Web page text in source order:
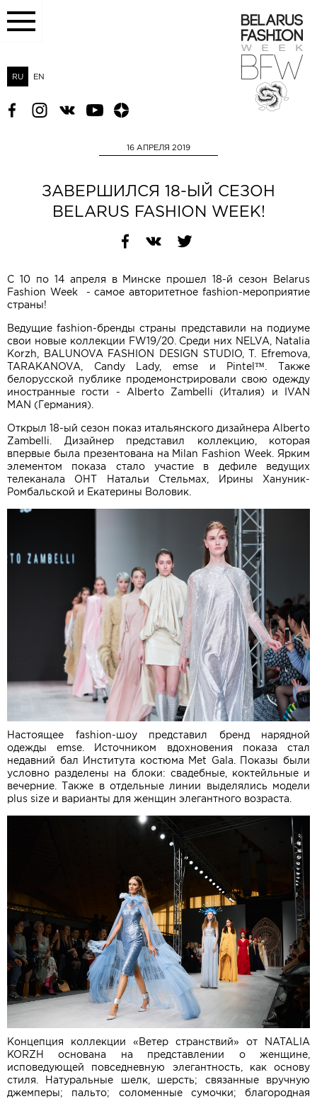
RU EN
16 АПРЕЛЯ 2019
ЗАВЕРШИЛСЯ 18-ЫЙ СЕЗОН
BELARUS FASHION WEEK!
С 10 по 14 апреля в Минске прошел 18-й сезон Belarus
Fashion Week - самое авторитетное fashion-мероприятие
страны!
Ведущие fashion-бренды страны представили на подиуме
свои новые коллекции FW19/20. Среди них NELVA, Natalia
Korzh, BALUNOVA FASHION DESIGN STUDIO, T. Efremova,
TARAKANOVA, Candy Lady, emse и Pintel™. Также
белорусской публике продемонстрировали свою одежду
иностранные гости - Alberto Zambelli (Италия) и IVAN
MAN (Германия).
Открыл 18-ый сезон показ итальянского дизайнера Alberto
Zambelli. Дизайнер представил коллекцию, которая
впервые была презентована на Milan Fashion Week. Ярким
элементом показа стало участие в дефиле ведущих
телеканала ОНТ Натальи Стельмах, Ирины Хануник-
Ромбальской и Екатерины Воловик.
Настоящее fashion-шоу представил бренд нарядной
одежды emse. Источником вдохновения показа стал
недавний бал Института костюма Met Gala. Показы были
условно разделены на блоки: свадебные, коктейльные и
вечерние. Также в отдельные линии выделялись модели
plus size и варианты для женщин элегантного возраста.
Концепция коллекции «Ветер странствий» от NATALIA
KORZH основана на представлении о женщине,
исповедующей повседневную элегантность, как основу
стиля. Натуральные шелк, шерсть; связанные вручную
джемперы; пальто; соломенные сумочки; благородная